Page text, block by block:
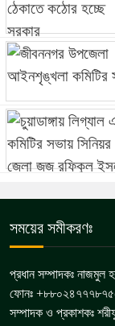
সময়ের সমীকরণঃ
প্রধান সম্পাদকঃ নাজমুল
ফোনঃ
সম্পাদক ও প্রকাশকঃ